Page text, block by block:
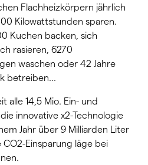
Flachheizkörpern jährlich
Kilowattstunden sparen.
Kuchen backen, sich
rasieren, 6270
waschen oder 42 Jahre
betreiben…
alle 14,5 Mio. Ein- und
innovative x2-Technologie
Jahr über 9 Milliarden Liter
CO2-Einsparung läge bei